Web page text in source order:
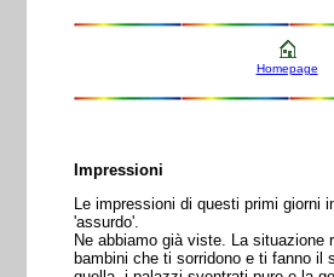
Homepage
Impressioni
Le impressioni di questi primi giorni
'assurdo'.
Ne abbiamo già viste. La
bambini che ti sorridono e ti fanno